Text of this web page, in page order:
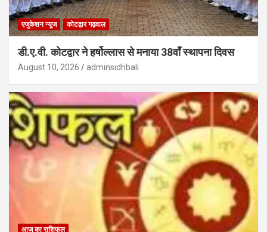
एजुकेशन न्‍यूज कोटद्वार गढ़वाल
डी.ए.वी. कोटद्वार ने हर्षोल्लास से मनाया 38वाँ स्थापना दिवस
August 10, 2026 adminsidhbali
आज का राशिफल